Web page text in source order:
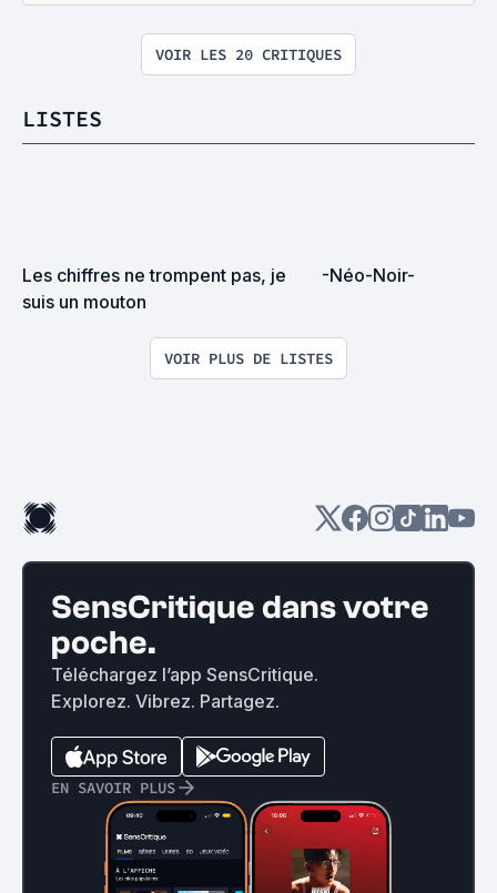
VOIR LES 20 CRITIQUES
LISTES
Les chiffres ne trompent pas, je
suis un mouton
-Néo-Noir-
VOIR PLUS DE LISTES
SensCritique dans votre
poche.
Téléchargez l’app SensCritique.
Explorez. Vibrez. Partagez.
EN SAVOIR PLUS